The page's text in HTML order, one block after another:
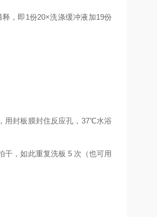
释，即 1份20×洗涤缓冲液加19份
，用封板膜封住反应孔， 37℃水浴
干，如此重复洗板 5 次（也可用